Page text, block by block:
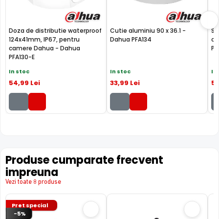
TRUE WDR (Wide Dinamic Range)
Spre deosebire de functia BLC (compensarea luminii din
spate), ambele functii fiind utile atunci cand in zona
exista contrast puternic de iluminare, functia TRUE WDR
oferita de senzorul de imagine al camerei DAHUA IPC-
Doza de distributie waterproof
124x41mm, IP67, pentru
camere Dahua - Dahua
PFA130-E
In stoc
54,99 Lei
Cutie aluminiu 90 x 36.1 -
Dahua PFA134
In stoc
33,99 Lei
In
Produse cumparate frecvent
impreuna
Vezi toate 8 produse
Pret special
-5%